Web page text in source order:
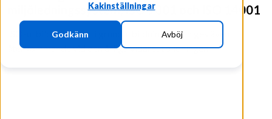
Kakinställningar
Godkänn Avböj
miljöledningssystem, ISO 9001 och ISO 14001
ISO-utbildning ingår i grundutbildningen och ges även
återkommande vid den årliga vidareutbildningen.